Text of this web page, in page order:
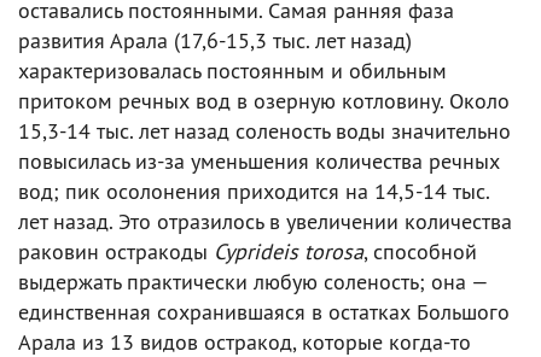
оставались постоянными. Самая ранняя фаза
развития Арала (17,6-15,3 тыс. лет назад)
характеризовалась постоянным и обильным
притоком речных вод в озерную котловину. Около
15,3-14 тыс. лет назад соленость воды значительно
повысилась из-за уменьшения количества речных
вод; пик осолонения приходится на 14,5-14 тыс.
лет назад. Это отразилось в увеличении количества
раковин остракоды Cyprideis torosa, способной
выдержать практически любую соленость; она —
единственная сохранившаяся в остатках Большого
Арала из 13 видов остракод, которые когда-то